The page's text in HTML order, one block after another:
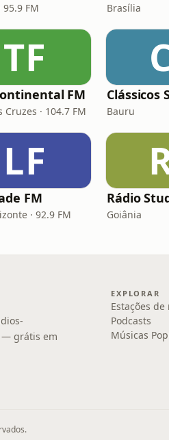
95.9 FM Brasília
TF
FM
Cruzes · 104.7 FM
Clássicos
Bauru
LF
FM
· 92.9 FM Goiânia
— grátis em
EXPLORAR
Estações
Podcasts
Músicas